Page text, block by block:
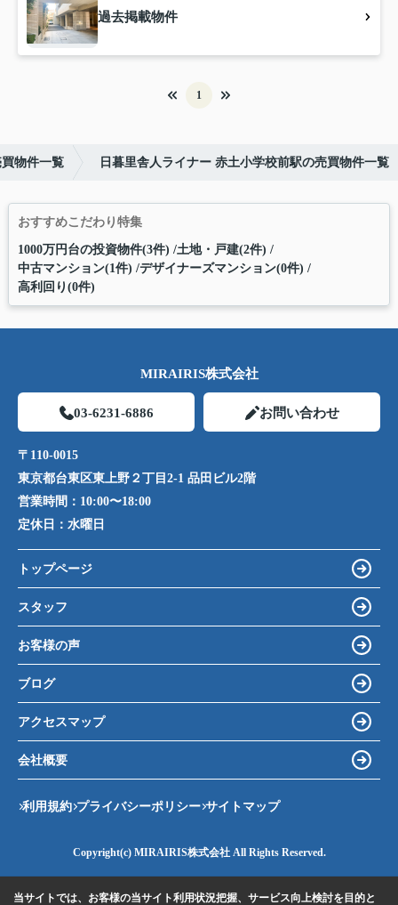
過去掲載物件
1
物件一覧 日暮里舎人ライナー 赤土小学校前駅の売買物件一覧
おすすめこだわり特集
1000万円台の投資物件(3件) 土地・戸建(2件)
中古マンション(1件) デザイナーズマンション(0件)
高利回り(0件)
MIRAIRIS株式会社
03-6231-6886 お問い合わせ
〒110-0015
東京都台東区東上野２丁目2-1 品田ビル2階
営業時間： 10:00〜18:00
定休日： 水曜日
トップページ
スタッフ
お客様の声
ブログ
アクセスマップ
会社概要
利用規約 プライバシーポリシー サイトマップ
Copyright(c) MIRAIRIS株式会社 All Rights Reserved.
当サイトでは、お客様の当サイト利用状況把握、サービス向上検討を目的と